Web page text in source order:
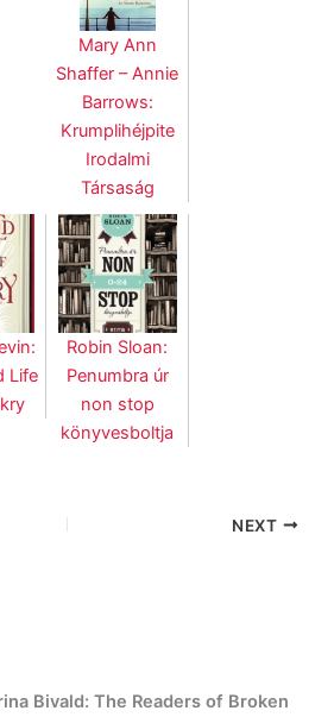
Mary Ann
Shaffer – Annie
Barrows:
Krumplihéjpite
Irodalmi
Társaság
Life
Robin Sloan:
Penumbra úr
non stop
könyvesboltja
NEXT
Bivald: The Readers of Broken